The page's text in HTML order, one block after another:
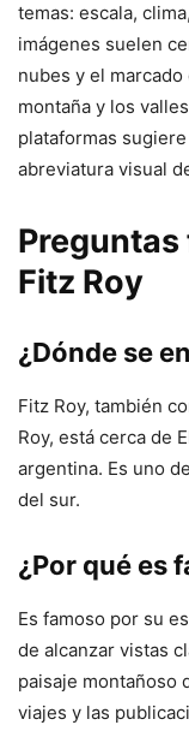
temas: escala,
imágenes suelen
nubes y el
montaña y los
plataformas
abreviatura visual
Fitz Roy
¿Dónde se
Fitz Roy, también
Roy, está cerca de
argentina. Es uno
del sur.
¿Por qué es
Es famoso por su
de alcanzar vistas
paisaje montañoso
viajes y las